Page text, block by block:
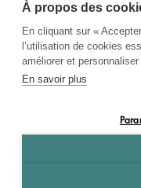
À propos des
En cliquant sur «
l’utilisation de cookies
améliorer et
En savoir plus